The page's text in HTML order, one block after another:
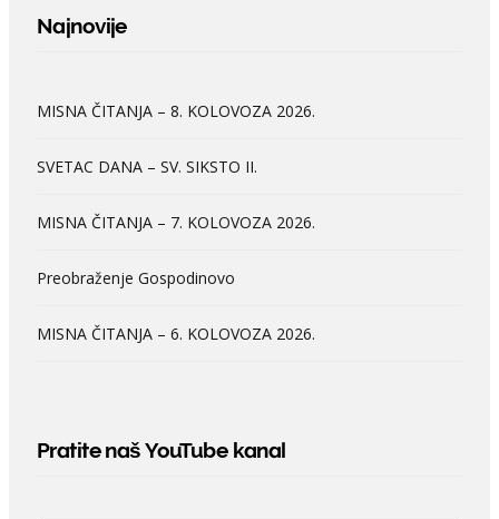
Najnovije
MISNA ČITANJA – 8. KOLOVOZA 2026.
SVETAC DANA – SV. SIKSTO II.
MISNA ČITANJA – 7. KOLOVOZA 2026.
Preobraženje Gospodinovo
MISNA ČITANJA – 6. KOLOVOZA 2026.
Pratite naš YouTube kanal